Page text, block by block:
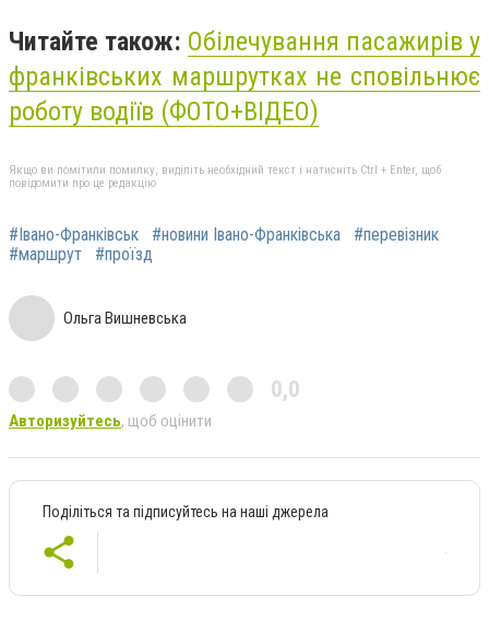
Читайте також: Обілечування пасажирів у
франківських маршрутках не сповільнює
роботу водіїв (ФОТО+ВІДЕО)
Якщо ви помітили помилку, виділіть необхідний текст і натисніть Ctrl + Enter, щоб
повідомити про це редакцію
#Івано-Франківськ #новини Івано-Франківська
#перевізник
#маршрут
#проїзд
Ольга Вишневська
0,0
Авторизуйтесь, щоб оцінити
Поділіться та підписуйтесь на наші джерела